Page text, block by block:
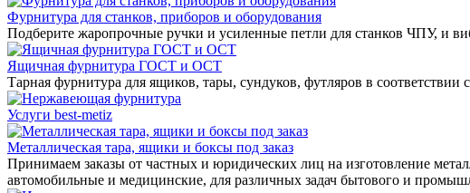
Фурнитура для станков, приборов и оборудования
Подберите жаропрочные ручки и усиленные петли для станков ЧПУ, и
Ящичная фурнитура ГОСТ и ОСТ
Тарная фурнитура для ящиков, тары, сундуков, футляров в
Услуги best-metiz
Металлическая тара, ящики и боксы под заказ
Принимаем заказы от частных и юридических лиц на изготовление
автомобильные и медицинские, для различных задач бытового и